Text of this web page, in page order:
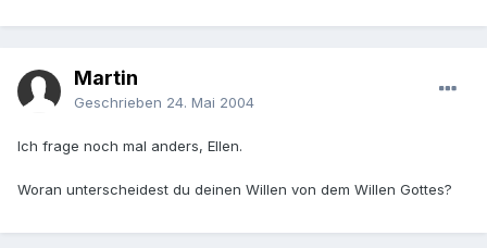
Martin
Geschrieben 24. Mai 2004
Ich frage noch mal anders, Ellen.
Woran unterscheidest du deinen Willen von dem Willen Gottes?